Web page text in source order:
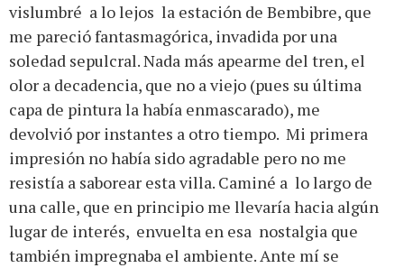
vislumbré a lo lejos la estación de Bembibre, que
me pareció fantasmagórica, invadida por una
soledad sepulcral. Nada más apearme del tren, el
olor a decadencia, que no a viejo (pues su última
capa de pintura la había enmascarado), me
devolvió por instantes a otro tiempo. Mi primera
impresión no había sido agradable pero no me
resistía a saborear esta villa. Caminé a lo largo de
una calle, que en principio me llevaría hacia algún
lugar de interés, envuelta en esa nostalgia que
también impregnaba el ambiente. Ante mí se